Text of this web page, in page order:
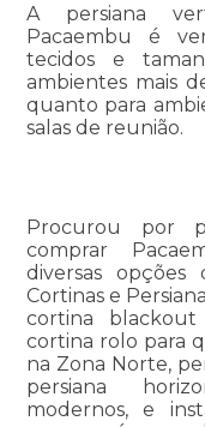
A persiana
Pacaembu é
tecidos e
ambientes mais
quanto para
salas de reunião.
Procurou por
comprar
diversas opções
Cortinas e
cortina
cortina rolo para
na Zona Norte,
persiana
modernos, e